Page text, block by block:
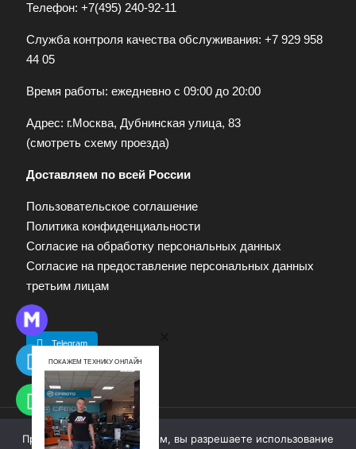
Телефон: +7(495) 240-92-11
Служба контроля качества обслуживания: +7 929 958
44 05
Время работы: ежедневно с 09:00 до 20:00
Адрес: г.Москва, Дубнинская улица, 83
(смотреть схему проезда)
Доставляем по всей России
Пользовательское соглашение
Политика конфиденциальности
Согласие на обработку персональных данных
Согласие на предоставление персональных данных
третьим лицам
Telegram
© 2009—2025. Квадропарк. Все права защищены.
Продолжая работу с сайтом, вы разрешаете использование
ПОКАЖЕМ ТЕХНИКУ ОНЛАЙН